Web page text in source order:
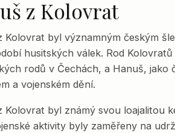
z Kolovrat
Kolovrat byl významným českým
husitských válek. Rod
rodů v Čechách, a Hanuš,
a vojenském dění.
Kolovrat byl známý svou loajalitou
aktivity byly zaměřeny na